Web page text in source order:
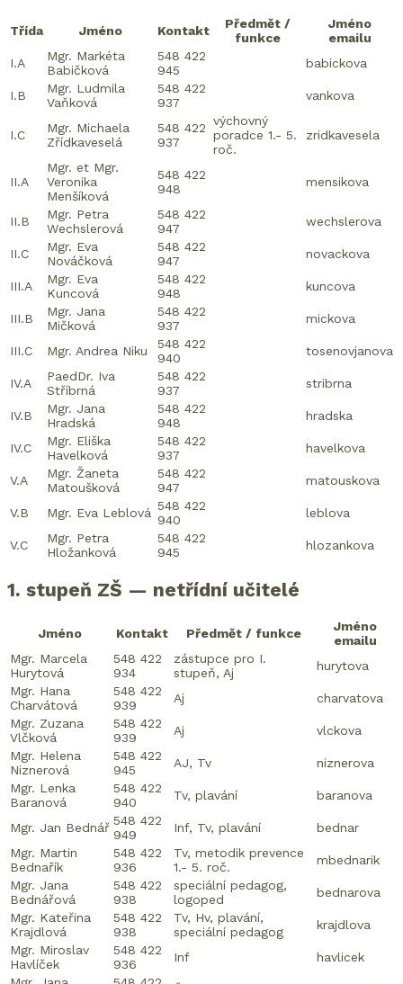
Třída Jméno Kontakt
Předmět /
funkce
Jméno
emailu
I.A
Mgr. Markéta
Babičková
548 422
945
babickova
I.B
Mgr. Ludmila
Vaňková
548 422
937
vankova
I.C
Mgr. Michaela
Zřídkaveselá
548 422
937
výchovný
poradce 1.- 5.
roč.
zridkavesela
II.A
Mgr. et Mgr.
Veronika
Menšíková
548 422
948
mensikova
II.B
Mgr. Petra
Wechslerová
548 422
947
wechslerova
II.C
Mgr. Eva
Nováčková
548 422
947
novackova
III.A
Mgr. Eva
Kuncová
548 422
948
kuncova
III.B
Mgr. Jana
Mičková
548 422
937
mickova
III.C Mgr. Andrea Niku
548 422
940
tosenovjanova
IV.A
PaedDr. Iva
Stříbrná
548 422
937
stribrna
IV.B
Mgr. Jana
Hradská
548 422
948
hradska
IV.C
Mgr. Eliška
Havelková
548 422
937
havelkova
V.A
Mgr. Žaneta
Matoušková
548 422
947
matouskova
V.B Mgr. Eva Leblová 548 422
940
leblova
V.C
Mgr. Petra
Hložanková
548 422
945
hlozankova
1. stupeň ZŠ — netřídní učitelé
Jméno Kontakt Předmět / funkce
Jméno
emailu
Mgr. Marcela
Hurytová
548 422
934
zástupce pro I.
stupeň, Aj
hurytova
Mgr. Hana
Charvátová
548 422
939
Aj
charvatova
Mgr. Zuzana
Vlčková
548 422
939
Aj
vlckova
Mgr. Helena
Niznerová
548 422
945
AJ, Tv
niznerova
Mgr. Lenka
Baranová
548 422
940
Tv, plavání baranova
Mgr. Jan Bednář 548 422
949
Inf, Tv, plavání
bednar
Mgr. Martin
Bednařík
548 422
936
Tv, metodik prevence
1.- 5. roč.
mbednarik
Mgr. Jana
Bednářová
548 422
938
speciální pedagog,
logoped
bednarova
Mgr. Kateřina
Krajdlová
548 422
938
Tv, Hv, plavání,
speciální pedagog
krajdlova
Mgr. Miroslav
Havlíček
548 422
936
Inf
havlicek